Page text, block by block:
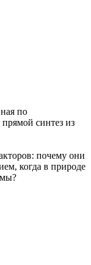
по
синтез из
почему они
когда в природе